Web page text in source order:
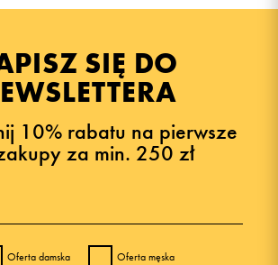
SIĘ DO
10% rabatu na pierwsze
za min. 250 zł
Oferta damska Oferta męska